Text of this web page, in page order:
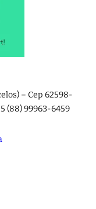
– Cep 62598-
(88) 99963-6459